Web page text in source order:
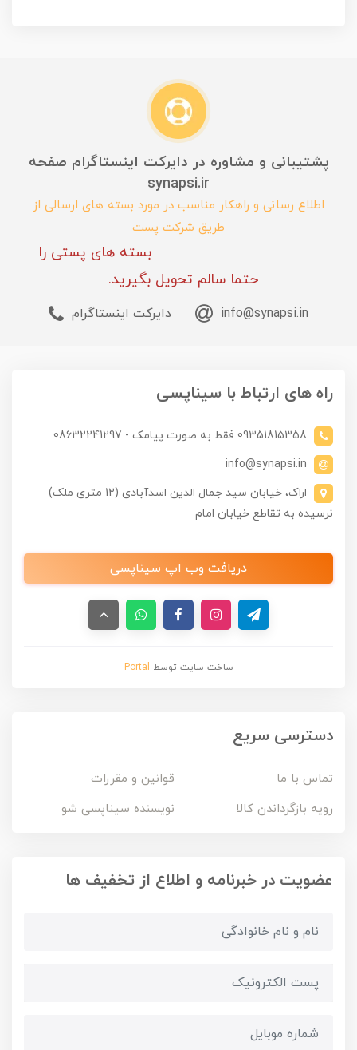
پشتیبانی و مشاوره در دایرکت اینستاگرام صفحه
synapsi.ir
اطلاع رسانی و راهکار مناسب در مورد بسته های ارسالی از
طریق شرکت پست
بسته های پستی را
حتما سالم تحویل بگیرید.
info@synapsi.in دایرکت اینستاگرام
راه های ارتباط با سیناپسی
09351815358 فقط به صورت پیامک - 08632241297
info@synapsi.in
اراک، خیابان سید جمال الدین اسدآبادی (12 متری ملک)
نرسیده به تقاطع خیابان امام
دریافت وب اپ سیناپسی
ساخت سایت توسط Portal
دسترسی سریع
تماس با ما
قوانین و مقررات
رویه بازگرداندن کالا
نویسنده سیناپسی شو
عضویت در خبرنامه و اطلاع از تخفیف ها